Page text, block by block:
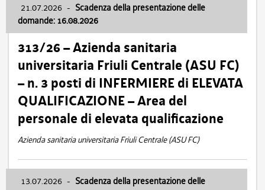
21.07.2026 - Scadenza della presentazione delle
domande: 16.08.2026
313/26 – Azienda sanitaria
universitaria Friuli Centrale (ASU FC)
– n. 3 posti di INFERMIERE di ELEVATA
QUALIFICAZIONE – Area del
personale di elevata qualificazione
Azienda sanitaria universitaria Friuli Centrale (ASU FC)
13.07.2026 - Scadenza della presentazione delle